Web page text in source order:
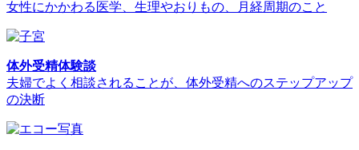
女性にかかわる医学、生理やおりもの、月経周期のこと
体外受精体験談
夫婦でよく相談されることが、体外受精へのステップアップ
の決断